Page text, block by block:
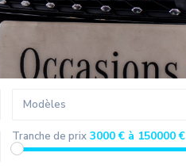
Modèles
Tranche de prix 3000 € à 150000 €